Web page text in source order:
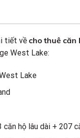
tiết về cho thuê căn
West Lake:
Lake
căn hộ lâu dài + 207